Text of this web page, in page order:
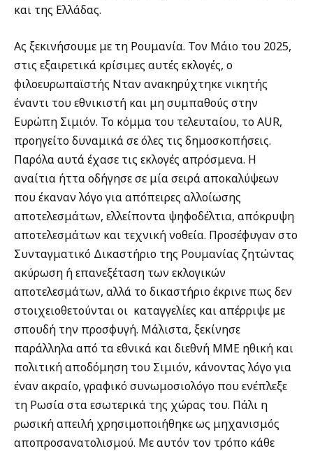
και της Ελλάδας.
Ας ξεκινήσουμε με τη Ρουμανία. Τον Μάιο του 2025,
στις εξαιρετικά κρίσιμες αυτές εκλογές, ο
φιλοευρωπαϊστής Νταν ανακηρύχτηκε νικητής
έναντι του εθνικιστή και μη συμπαθούς στην
Ευρώπη Σιμιόν. Το κόμμα του τελευταίου, το AUR,
προηγείτο δυναμικά σε όλες τις δημοσκοπήσεις.
Παρόλα αυτά έχασε τις εκλογές απρόσμενα. Η
αναίτια ήττα οδήγησε σε μία σειρά αποκαλύψεων
που έκαναν λόγο για απόπειρες αλλοίωσης
αποτελεσμάτων, ελλείποντα ψηφοδέλτια, απόκρυψη
αποτελεσμάτων και τεχνική νοθεία. Προσέφυγαν στο
Συνταγματικό Δικαστήριο της Ρουμανίας ζητώντας
ακύρωση ή επανεξέταση των εκλογικών
αποτελεσμάτων, αλλά το δικαστήριο έκρινε πως δεν
στοιχειοθετούνται οι καταγγελίες και απέρριψε με
σπουδή την προσφυγή. Μάλιστα, ξεκίνησε
παράλληλα από τα εθνικά και διεθνή ΜΜΕ ηθική και
πολιτική αποδόμηση του Σιμιόν, κάνοντας λόγο για
έναν ακραίο, γραφικό συνωμοσιολόγο που ενέπλεξε
τη Ρωσία στα εσωτερικά της χώρας του. Πάλι η
ρωσική απειλή χρησιμοποιήθηκε ως μηχανισμός
αποπροσανατολισμού. Με αυτόν τον τρόπο κάθε